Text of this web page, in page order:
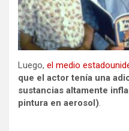
Luego, el medio
que el actor tenía una
sustancias altamente
pintura en aerosol).